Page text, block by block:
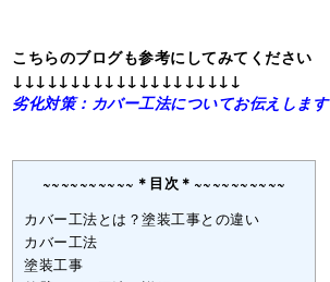
こちらのブログも参考にしてみてください
↓↓↓↓↓↓↓↓↓↓↓↓↓↓↓↓↓↓↓↓
劣化対策：カバー工法についてお伝えします
~~~~~~~~~~＊目次＊~~~~~~~~~~
カバー工法とは？塗装工事との違い
カバー工法
塗装工事